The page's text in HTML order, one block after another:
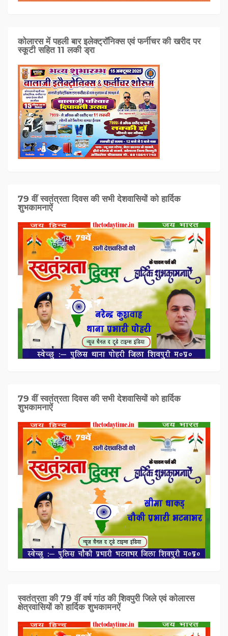
कोलारस में पहली बार इलेक्ट्रॉनिक्स एवं फर्नीचर की खरीद पर
स्कूटी सहित 11 लकी ड्रा
79 वीं स्वतंत्रता दिवस की सभी देशवासियों को हार्दिक
शुभकामनाऐं
79 वीं स्वतंत्रता दिवस की सभी देशवासियों को हार्दिक
शुभकामनाऐं
स्वतंत्रता की 79 वीं वर्ष गांठ की शिवपुरी जिले एवं कोलारस
क्षेत्रवासियों को हार्दिक शुभकामनऐं